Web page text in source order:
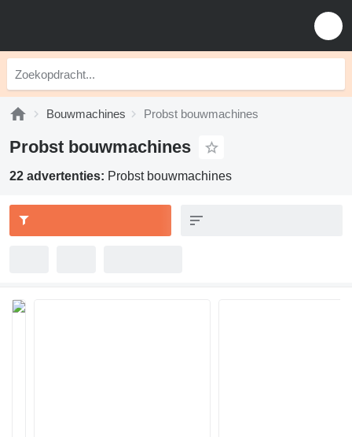
Bouwmachines Probst bouwmachines
Probst bouwmachines
22 advertenties: Probst bouwmachines